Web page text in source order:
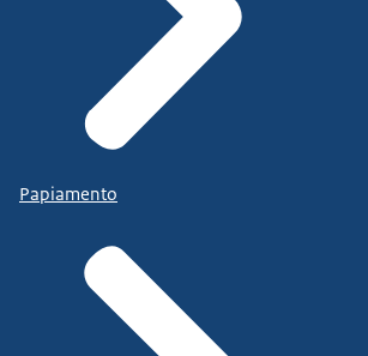
Papiamento